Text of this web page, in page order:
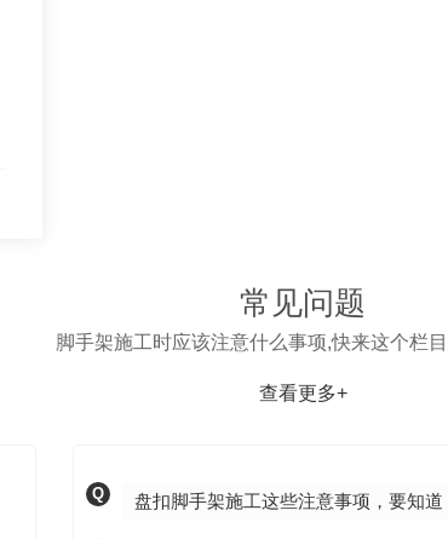
常见问题
脚手架施工时应该注意什么事项,快来这个栏
查看更多+
Q 盘扣脚手架施工这些注意事项，要知道